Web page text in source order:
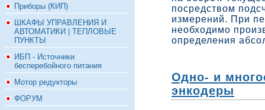
Приборы (КИП)
ШКАФЫ УПРАВЛЕНИЯ И
АВТОМАТИКИ | ТЕПЛОВЫЕ
ПУНКТЫ
ИБП - Источники
бесперебойного питания
Мотор редукторы
ФОРУМ
посредством
измерений. При
необходимо
определения
Одно- и
энкодеры